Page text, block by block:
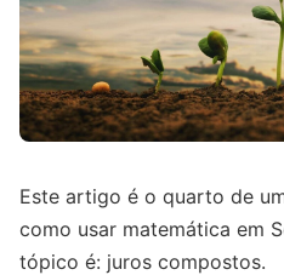
Este artigo é o quarto de
como usar matemática em
tópico é: juros compostos.